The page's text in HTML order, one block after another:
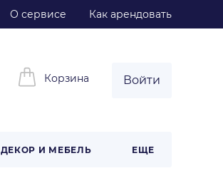
О сервисе Как арендовать
Корзина Войти
ДЕКОР И МЕБЕЛЬ ЕЩЕ